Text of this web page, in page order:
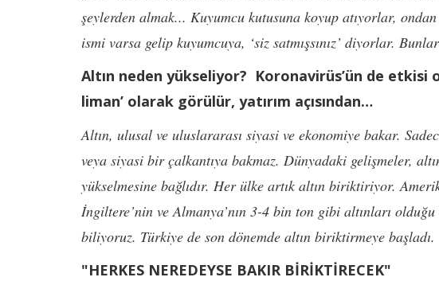
şeylerden almak... Kuyumcu kutusuna koyup atıyorlar,
ismi varsa gelip kuyumcuya, ‘siz satmışsınız’ diyorlar.
Altın neden yükseliyor? Koronavirüs’ün de etkisi
liman’ olarak görülür, yatırım açısından…
Altın, ulusal ve uluslararası siyasi ve ekonomiye bakar.
veya siyasi bir çalkantıya bakmaz. Dünyadaki gelişmeler,
yükselmesine bağlıdır. Her ülke artık altın biriktiriyor.
İngiltere’nin ve Almanya’nın 3-4 bin ton gibi altınları
biliyoruz. Türkiye de son dönemde altın biriktirmeye başladı.
"HERKES NEREDEYSE BAKIR BİRİKTİRECEK"